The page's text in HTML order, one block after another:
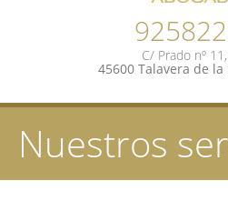
C/ Prado nº
45600 Talavera de la
Nuestros